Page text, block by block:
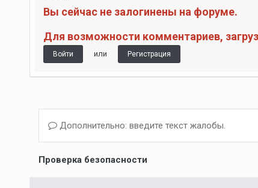
Вы сейчас не залогинены на форуме.
Для возможности комментариев,
Войти или Регистрация
Дополнительно: введите текст жалобы.
Проверка безопасности